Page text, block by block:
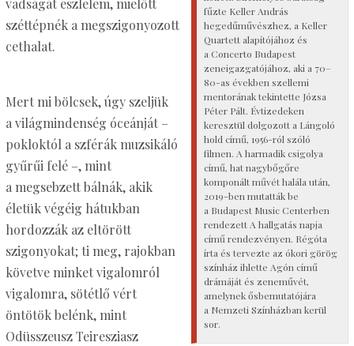
fűzte Keller András
hegedűművészhez, a Keller
Quartett alapítójához és
a Concerto Budapest
zeneigazgatójához, aki a 70–
80-as években szellemi
mentorának tekintette Józsa
Péter Pált. Évtizedeken
keresztül dolgozott a Lángoló
hold című, 1956-ról szóló
filmen. A harmadik csigolya
című, hat nagybőgőre
komponált művét halála után,
2019-ben mutatták be
a Budapest Music Centerben
rendezett A hallgatás napja
című rendezvényen. Régóta
írta és tervezte az ókori görög
színház ihlette Agón című
drámáját és zeneművét,
amelynek ősbemutatójára
a Nemzeti Színházban kerül
sor.
vadságát észlelem, mielőtt
széttépnék a megszigonyozott
cethalat.
Mert mi bölcsek, úgy szeljük
a világmindenség óceánját –
pokloktól a szférák muzsikáló
gyűrűi felé –, mint
a megsebzett bálnák, akik
életük végéig hátukban
hordozzák az eltörött
szigonyokat; ti meg, rajokban
követve minket vigalomról
vigalomra, sötétlő vért
öntötök belénk, mint
Odüsszeusz Teiresziasz